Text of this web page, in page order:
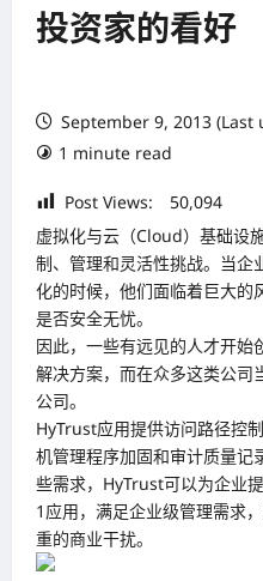
投资家的看好
September 9, 2013
1 minute read
Post Views:
50,094
虚拟化与云（Cloud）基础设
制、管理和灵活性挑战。当企
化的时候，他们面临着巨大的
是否安全无忧。
因此，一些有远见的人才开始
解决方案，而在众多这类公司
公司。
HyTrust应用提供访问路径控
机管理程序加固和审计质量记
些需求，HyTrust可以为企业
1应用，满足企业级管理需求
重的商业干扰。